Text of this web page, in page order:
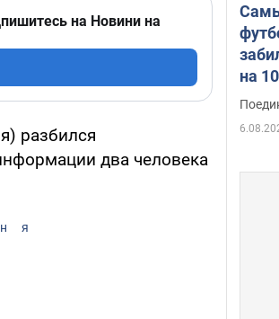
на Новини на
разбился
два человека
на